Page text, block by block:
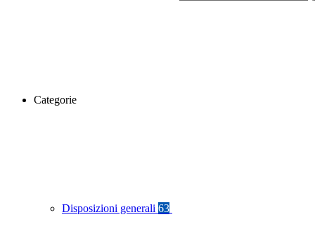
Categorie
Disposizioni generali 63